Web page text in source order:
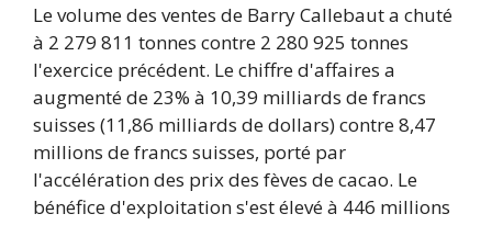
Le volume des ventes de Barry Callebaut a chuté
à 2 279 811 tonnes contre 2 280 925 tonnes
l'exercice précédent. Le chiffre d'affaires a
augmenté de 23% à 10,39 milliards de francs
suisses (11,86 milliards de dollars) contre 8,47
millions de francs suisses, porté par
l'accélération des prix des fèves de cacao. Le
bénéfice d'exploitation s'est élevé à 446 millions